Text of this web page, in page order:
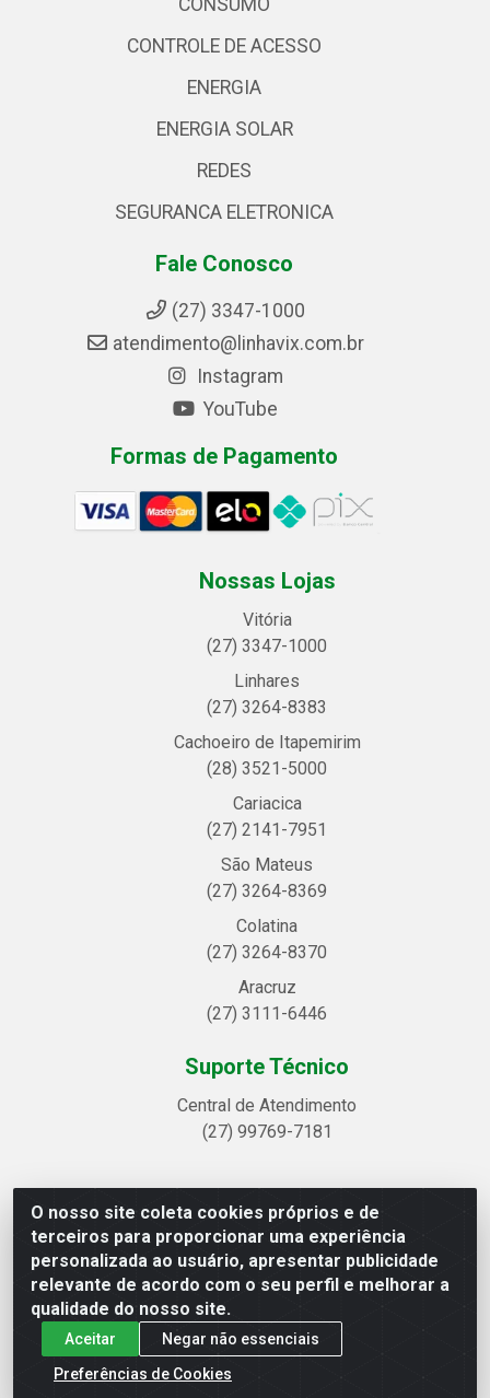
O nosso site coleta cookies próprios e de
terceiros para proporcionar uma experiência
personalizada ao usuário, apresentar publicidade
relevante de acordo com o seu perfil e melhorar a
qualidade do nosso site.
Aceitar
Negar não essenciais
Preferências de Cookies
CONTROLE DE ACESSO
ENERGIA
ENERGIA SOLAR
REDES
SEGURANCA ELETRONICA
Fale Conosco
(27) 3347-1000
atendimento@linhavix.com.br
Instagram
YouTube
Formas de Pagamento
Nossas Lojas
Vitória
(27) 3347-1000
Linhares
(27) 3264-8383
Cachoeiro de Itapemirim
(28) 3521-5000
Cariacica
(27) 2141-7951
São Mateus
(27) 3264-8369
Colatina
(27) 3264-8370
Aracruz
(27) 3111-6446
Suporte Técnico
Central de Atendimento
(27) 99769-7181
Linhavix Distribuidora LTDA - Avenida Alegre, 2521 -
Quadra314 Lote 05 e 07 - Shell, Linhares/ES - CEP 29.901-605
- CNPJ 20.857.514/0001-75